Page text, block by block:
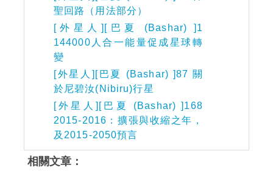
聖回路（用法部分）
[外星人][巴夏 (Bashar) ]1
144000人合一能量促成星球轉
變
[外星人][巴夏 (Bashar) ]87 關
於尼碧汝(Nibiru)行星
[外星人][巴夏 (Bashar) ]168
2015-2016：擴張與收縮之年，
及2015-2050預言
相關文章：